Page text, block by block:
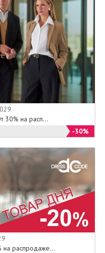
30% на расп...
-30%
на распродаже...